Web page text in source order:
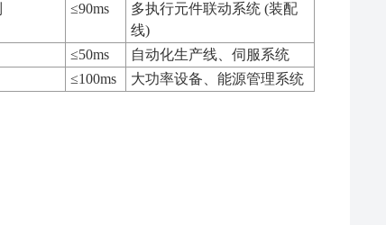
≤90ms
多执行元件联动系统 (装配
线)
≤50ms
自动化生产线、伺服系统
≤100ms
大功率设备、能源管理系统